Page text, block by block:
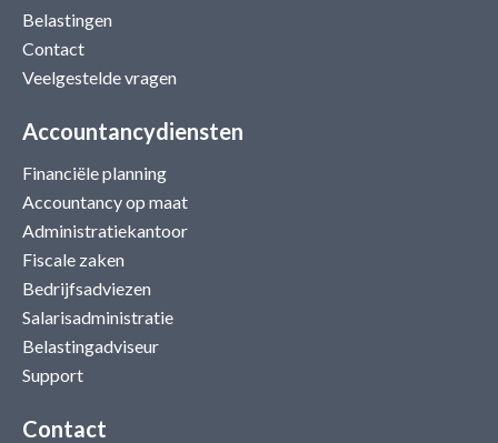
Belastingen
Contact
Veelgestelde vragen
Accountancydiensten
Financiële planning
Accountancy op maat
Administratiekantoor
Fiscale zaken
Bedrijfsadviezen
Salarisadministratie
Belastingadviseur
Support
Contact